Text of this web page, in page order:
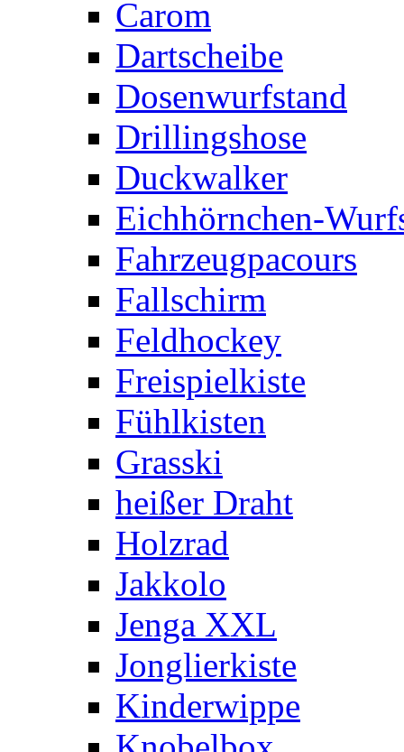
Carom
Dartscheibe
Dosenwurfstand
Drillingshose
Duckwalker
Eichhörnchen-
Fahrzeugpacours
Fallschirm
Feldhockey
Freispielkiste
Fühlkisten
Grasski
heißer Draht
Holzrad
Jakkolo
Jenga XXL
Jonglierkiste
Kinderwippe